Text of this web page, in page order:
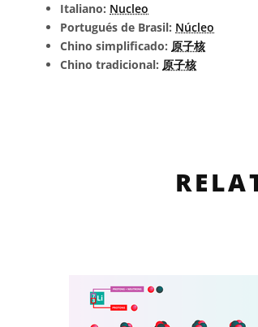
Italiano: Nucleo
Portugués de Brasil: Núcleo
Chino simplificado: 原子核
Chino tradicional: 原子核